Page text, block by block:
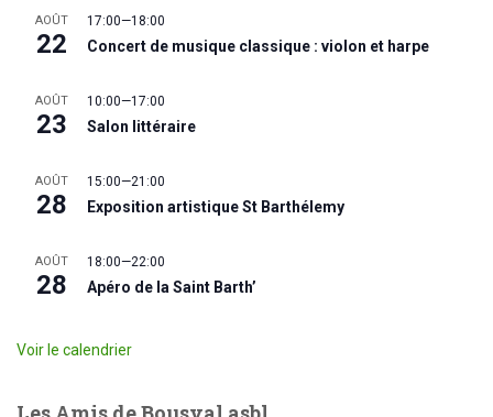
AOÛT
22
17:00—18:00
Concert de musique classique : violon et harpe
AOÛT
23
10:00—17:00
Salon littéraire
AOÛT
28
15:00—21:00
Exposition artistique St Barthélemy
AOÛT
28
18:00—22:00
Apéro de la Saint Barth’
Voir le calendrier